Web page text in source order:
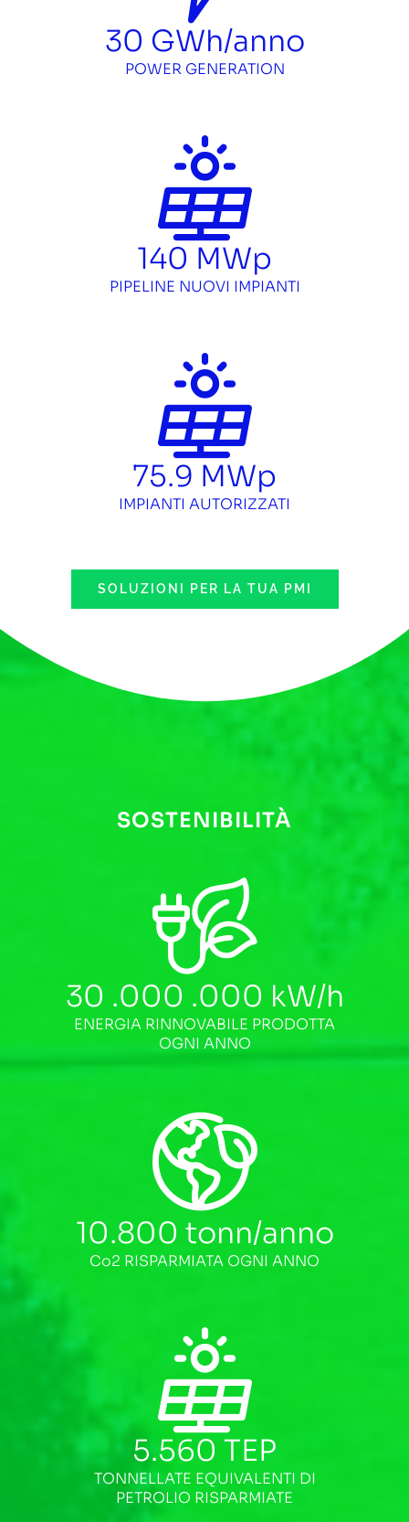
30 GWh/anno
POWER GENERATION
140 MWp
PIPELINE NUOVI IMPIANTI
75.9 MWp
IMPIANTI AUTORIZZATI
SOLUZIONI PER LA TUA PMI
SOSTENIBILITÀ
30 .000 .000 kW/h
ENERGIA RINNOVABILE PRODOTTA
OGNI ANNO
10.800 tonn/anno
Co2 RISPARMIATA OGNI ANNO
5.560 TEP
TONNELLATE EQUIVALENTI DI
PETROLIO RISPARMIATE